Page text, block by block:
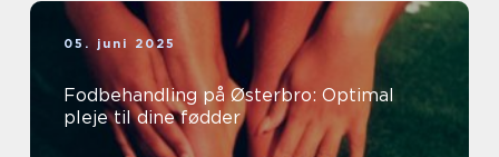
05. juni 2025
Fodbehandling på Østerbro: Optimal
pleje til dine fødder